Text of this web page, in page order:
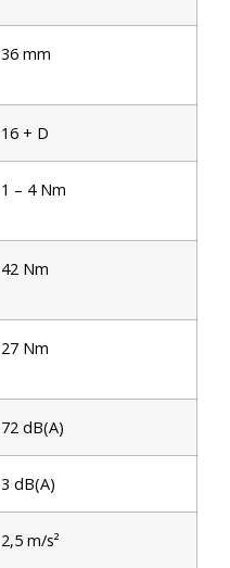
36 mm
16 + D
1 – 4 Nm
42 Nm
27 Nm
72 dB(A)
3 dB(A)
2,5 m/s²